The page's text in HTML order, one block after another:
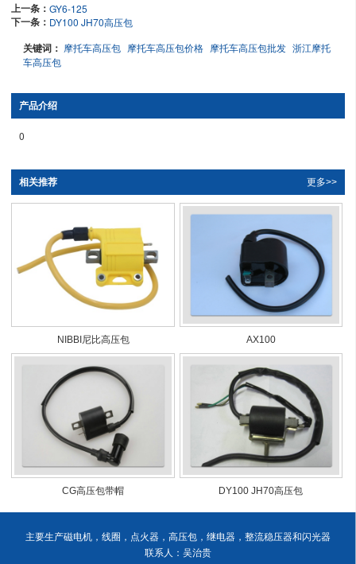
上一条：GY6-125
下一条： DY100 JH70高压包
关键词： 摩托车高压包 摩托车高压包价格 摩托车高压包批发 浙江摩托
车高压包
产品介绍
0
相关推荐 更多>>
NIBBI尼比高压包 AX100
CG高压包带帽 DY100 JH70高压包
主要生产磁电机，线圈，点火器，高压包，继电器，整流稳压器和闪光器
联系人：吴治贵